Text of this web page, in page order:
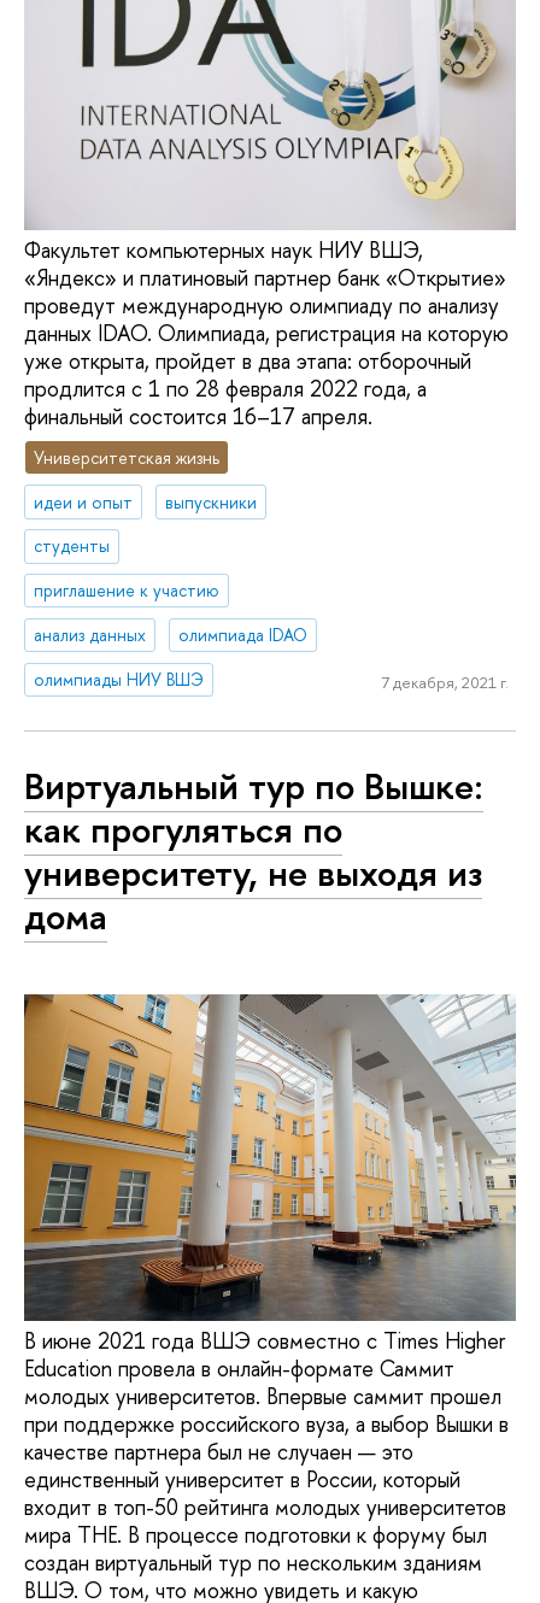
Факультет компьютерных наук НИУ ВШЭ,
«Яндекс» и платиновый партнер банк «Открытие»
проведут международную олимпиаду по анализу
данных IDAO. Олимпиада, регистрация на которую
уже открыта, пройдет в два этапа: отборочный
продлится с 1 по 28 февраля 2022 года, а
финальный состоится 16–17 апреля.
Университетская жизнь
идеи и опыт
выпускники
студенты
приглашение к участию
анализ данных
олимпиада IDAO
олимпиады НИУ ВШЭ
7 декабря, 2021 г.
Виртуальный тур по Вышке:
как прогуляться по
университету, не выходя из
дома
В июне 2021 года ВШЭ совместно с Times Higher
Education провела в онлайн-формате Саммит
молодых университетов. Впервые саммит прошел
при поддержке российского вуза, а выбор Вышки в
качестве партнера был не случаен — это
единственный университет в России, который
входит в топ-50 рейтинга молодых университетов
мира THE. В процессе подготовки к форуму был
создан виртуальный тур по нескольким зданиям
ВШЭ. О том, что можно увидеть и какую